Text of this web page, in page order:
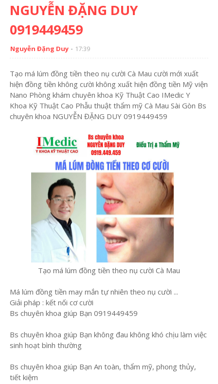
NGUYỄN ĐẶNG DUY
0919449459
Nguyễn Đặng Duy 17:39
Tạo má lúm đồng tiền theo nụ cười Cà Mau cười mới xuất
hiện đồng tiền không cười không xuất hiện đồng tiền Mỹ viện
Nano Phòng khám chuyên khoa Kỹ Thuật Cao IMedic Y
Khoa Kỹ Thuật Cao Phẫu thuật thẩm mỹ Cà Mau Sài Gòn Bs
chuyên khoa NGUYỄN ĐẶNG DUY 0919449459
Tạo má lúm đồng tiền theo nụ cười Cà Mau
Má lúm đồng tiền may mắn tự nhiên theo nụ cười ...
Giải pháp : kết nối cơ cười
Bs chuyên khoa giúp Bạn 0919449459
Bs chuyên khoa giúp Bạn không đau không khó chịu làm việc
sinh hoạt bình thường
Bs chuyên khoa giúp Bạn An toàn, thẩm mỹ, phong thủy,
tiết kiệm